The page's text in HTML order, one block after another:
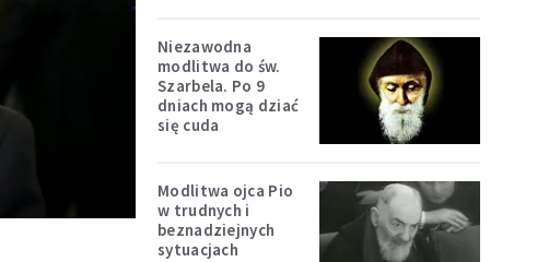
Niezawodna
modlitwa do św.
Szarbela. Po 9
dniach mogą dziać
się cuda
Modlitwa ojca Pio
w trudnych i
beznadziejnych
sytuacjach